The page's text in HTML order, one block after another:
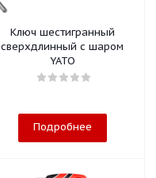
Ключ шестигранный
сверхдлинный с шаром
YATO
Подробнее